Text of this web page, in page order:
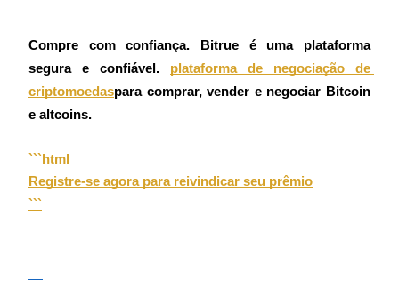
Torne-se um Trader de Cópias
Compre com confiança. Bitrue é uma plataforma
segura e confiável.
plataforma de negociação de
criptomoedaspara comprar, vender e negociar Bitcoin
e altcoins.
```html
Registre-se agora para reivindicar seu prêmio
```